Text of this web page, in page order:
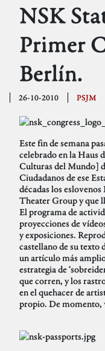
NSK
Primer
Berlín.
26-10-2010 PSJM
Este fin de semana
celebrado en la Haus
Culturas del Mundo]
Ciudadanos de ese
décadas los
Theater Group y que
El programa de
proyecciones de
y exposiciones.
castellano de su texto
un artículo más
estrategia de
que corren, y los
en el quehacer de
propio. De momento,